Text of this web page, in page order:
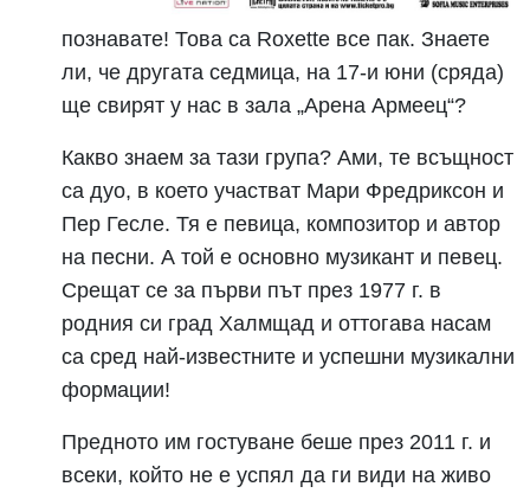
познавате! Това са Roxette все пак. Знаете
ли, че другата седмица, на 17-и юни (сряда)
ще свирят у нас в зала „Арена Армеец“?
Какво знаем за тази група? Ами, те всъщност
са дуо, в което участват Мари Фредриксон и
Пер Гесле. Тя е певица, композитор и автор
на песни. А той е основно музикант и певец.
Срещат се за първи път през 1977 г. в
родния си град Халмщад и оттогава насам
са сред най-известните и успешни музикални
формации!
Предното им гостуване беше през 2011 г. и
всеки, който не е успял да ги види на живо